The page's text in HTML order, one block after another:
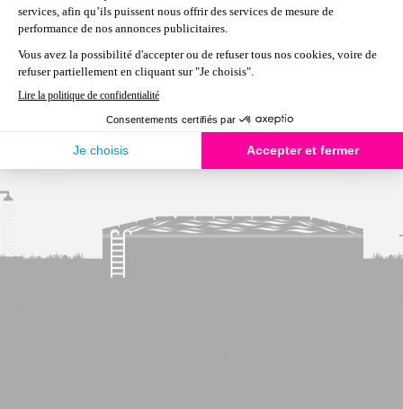
différentes formes : dôme, tapis ou panneau. Comme pour
tous les appareils dechauffage pour piscine
solaire se fixe après la filtration afin qu’il chauffe de l’eau
propre et pour ne pas que des i